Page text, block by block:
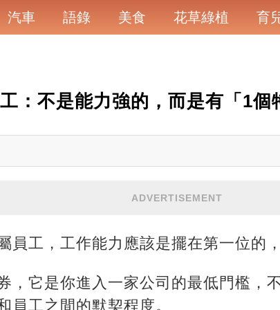
汽車 語錄 美食 花草綠植 育
：不是能力強的，而是有「1個
ADVERTISEMENT
員工，工作能力應該是擺在第一位的
，它是你進入一家公司的最低門檻，
員工之間的默契程度。